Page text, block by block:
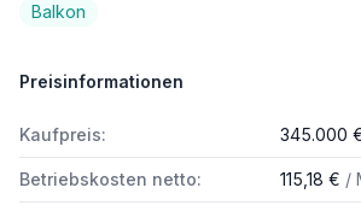
Balkon
Preisinformationen
Kaufpreis: 345.000
Betriebskosten netto: 115,18 € /